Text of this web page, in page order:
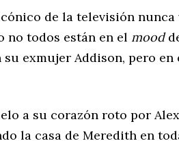
de la televisión nunca
no todos están en el mood
exmujer Addison, pero en
a su corazón roto por Alex
la casa de Meredith en